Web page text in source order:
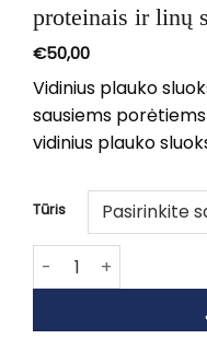
proteinais ir linų
LUCE
€50,00
Vidinius plauko
sausiems
vidinius plauko
Tūris
produkto kiekis: